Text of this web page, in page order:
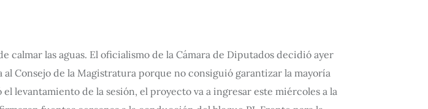
las aguas. El oficialismo de la Cámara de Diputados decidió ayer
Consejo de la Magistratura porque no consiguió garantizar la mayoría
levantamiento de la sesión, el proyecto va a ingresar este miércoles a la